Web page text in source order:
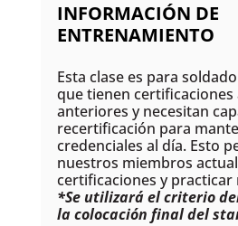
INFORMACIÓN DE
ENTRENAMIENTO
Esta clase es para
que tienen certificaciones
anteriores y necesitan
recertificación para
credenciales al día. Esto
nuestros miembros
certificaciones y practicar
*Se utilizará el criterio
la colocación final del